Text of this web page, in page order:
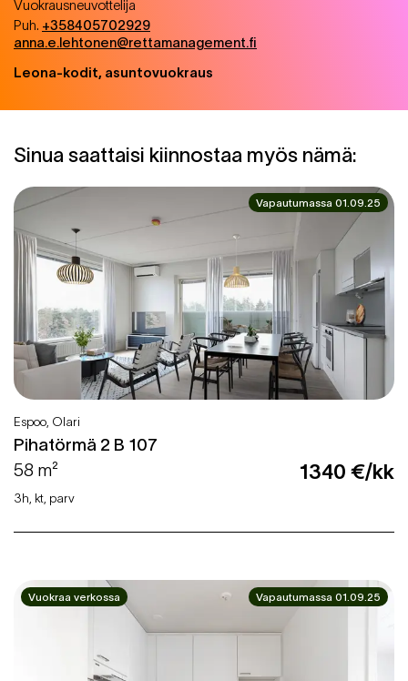
Vuokrausneuvottelija
Puh. +358405702929
anna.e.lehtonen@rettamanagement.fi
Leona-kodit, asuntovuokraus
Sinua saattaisi kiinnostaa myös nämä:
Vapautumassa 01.09.25
Espoo, Olari
Pihatörmä 2 B 107
58 m²
1340 €/kk
3h, kt, parv
Vuokraa verkossa Vapautumassa 01.09.25